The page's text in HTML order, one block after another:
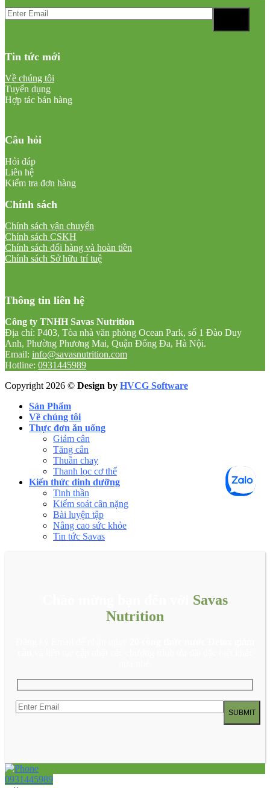
Tin tức mới
Về chúng tôi
Tuyển dụng
Hợp tác bán hàng
Câu hỏi
Hỏi đáp
Liên hệ
Kiểm tra đơn hàng
Chính sách
Chính sách vận chuyển
Chính sách CSKH
Chính sách đổi hàng và hoàn tiền
Chính sách Sở hữu trí tuệ
Thông tin liên hệ
Công ty TNHH Savas Nutrition
Địa chỉ: P403, Tòa nhà văn phòng Ocean Park, số 1 Đào Duy
Anh, Phường Phương Mai, Quận Đống Đa, Hà Nội.
Email: info@savasnutrition.com
Hotline: 0931445989
Copyright 2026 © Design by HVCG Software
Sản Phẩm
Về chúng tôi
Thực đơn ăn uống
Giảm cân
Tăng cân
Thuần chay
Thanh lọc cơ thể
Kiến thức dinh dưỡng
Tinh thần
Kiểm soát cân nặng
Bài luyện tập
Nâng cao sức khỏe
Tin tức Savas
Savas
Nutrition
0931445989